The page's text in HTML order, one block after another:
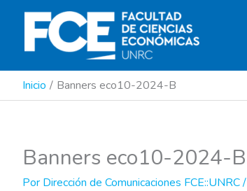
contenido
Inicio Banners eco10-2024-B
Banners eco10-2024-B
Por Dirección de Comunicaciones FCE::UNRC/